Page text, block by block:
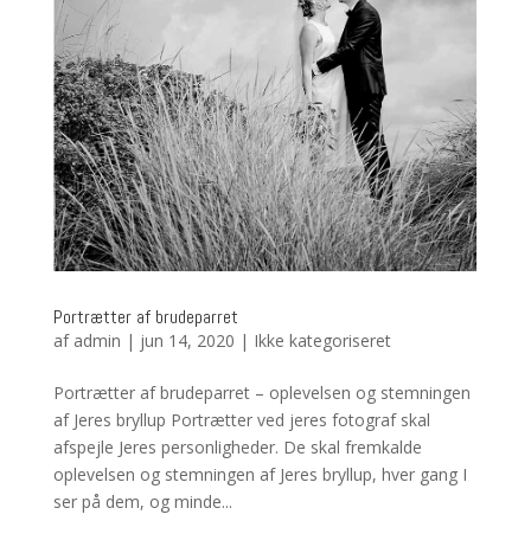
Portrætter af brudeparret
af admin | jun 14, 2020 | Ikke kategoriseret
Portrætter af brudeparret – oplevelsen og stemningen
af Jeres bryllup Portrætter ved jeres fotograf skal
afspejle Jeres personligheder. De skal fremkalde
oplevelsen og stemningen af Jeres bryllup, hver gang I
ser på dem, og minde...